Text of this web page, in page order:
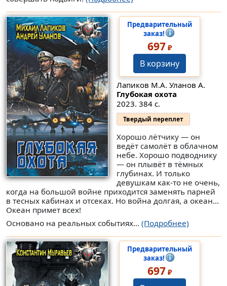
Предварительный
заказ!
697₽
В корзину
Лапиков М.А. Уланов А.
Глубокая охота
2023. 384 с.
Твердый переплет
Хорошо лётчику — он
ведёт самолёт в облачном
небе. Хорошо подводнику
— он плывёт в тёмных
глубинах. И только
девушкам как-то не очень,
когда на большой войне приходится заменять парней
в тесных кабинах и отсеках. Но война долгая, а океан...
Океан примет всех!
Основано на реальных событиях... (Подробнее)
Предварительный
заказ!
697₽